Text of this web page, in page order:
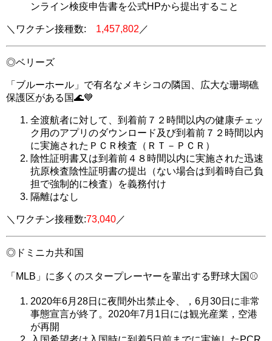
ンライン検疫申告書を公式HPから提出すること
＼ワクチン接種数: 1,457,802 ／
◎ベリーズ
「ブルーホール」で有名なメキシコの隣国、広大な珊瑚礁
保護区がある国🌊💙
全渡航者に対して、 到着前７２時間以内の健康チェッ
ク用のアプリのダウンロード 及び到着前 ７２時間以内
に実施されたＰＣＲ検査（ＲＴ－ＰＣＲ）
陰性証明書又は到着前４８時間以内に実施された迅速
抗原検査陰性証明書の提出
（ない場合は到着時自己負
担で強制的に検査）を義務付け
隔離はなし
＼ワクチン接種数:73,040／
◎ ドミニカ共和国
「MLB」に多くのスタープレーヤーを輩出する野球大国⚾
2020年6月28日に夜間外出禁止令、，6月30日に非常
事態宣言が終了。2020年7月1日には観光産業，空港
が再開